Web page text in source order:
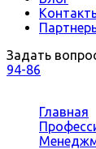
Задать
94-86
Главная